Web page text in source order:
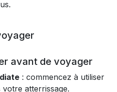
avant de voyager
: commencez à utiliser
atterrissage.